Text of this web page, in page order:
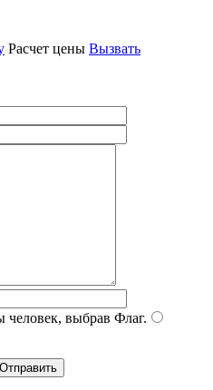
Расчет цены Вызвать
человек, выбрав Флаг.